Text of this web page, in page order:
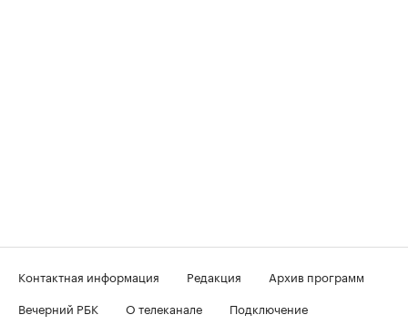
Контактная информация Редакция
Архив программ
Вечерний РБК
О телеканале
Подключение